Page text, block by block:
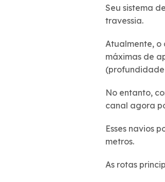
Seu sistema
travessia.
Atualmente, o
máximas de
No entanto,
canal agora
Esses navios
metros.
As rotas